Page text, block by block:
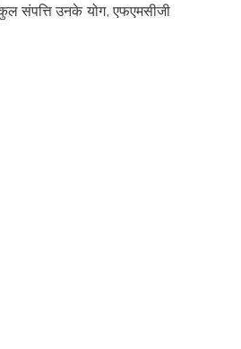
संपत्ति उनके योग, एफएमसीजी